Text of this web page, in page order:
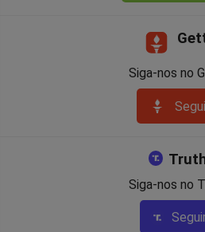
Siga-nos no
Siga-nos no